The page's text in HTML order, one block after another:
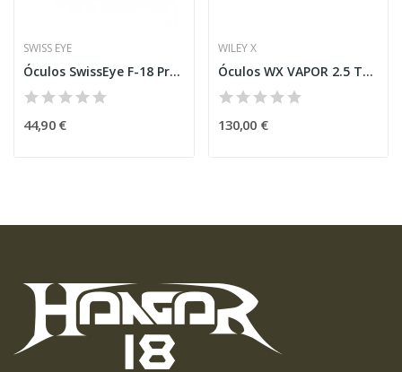
SWISS EYE
Óculos SwissEye F-18 Pretos
44,90 €
WILEY X
Óculos WX VAPOR 2.5 TAN/Lente Cinza e...
130,00 €